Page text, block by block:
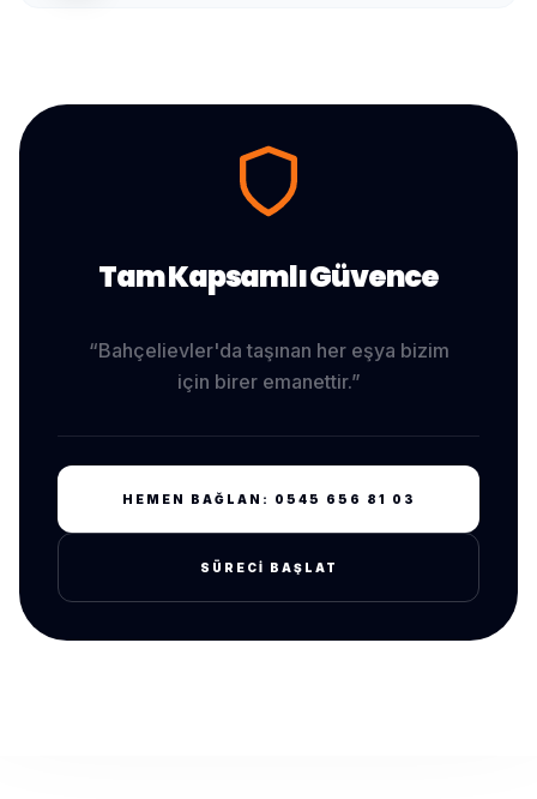
Tam Kapsamlı Güvence
“Bahçelievler'da taşınan her eşya bizim
için birer emanettir.”
HEMEN BAĞLAN: 0545 656 81 03
SÜRECI BAŞLAT